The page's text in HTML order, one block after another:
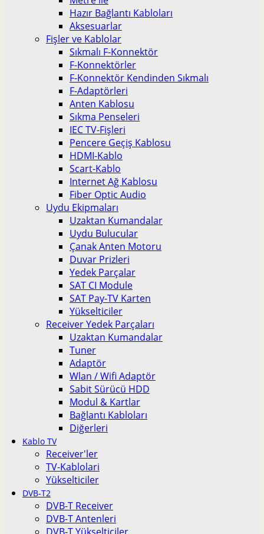
Hazır Bağlantı Kabloları
Aksesuarlar
Fişler ve Kablolar
Sıkmalı F-Konnektör
F-Konnektörler
F-Konnektör Kendinden Sıkmalı
F-Adaptörleri
Anten Kablosu
Sıkma Penseleri
IEC TV-Fişleri
Pencere Geçiş Kablosu
HDMI-Kablo
Scart-Kablo
Internet Ağ Kablosu
Fiber Optic Audio
Uydu Ekipmaları
Uzaktan Kumandalar
Uydu Bulucular
Çanak Anten Motoru
Duvar Prizleri
Yedek Parçalar
SAT CI Module
SAT Pay-TV Karten
Yükselticiler
Receiver Yedek Parçaları
Uzaktan Kumandalar
Tuner
Adaptör
Wlan / Wifi Adaptör
Sabit Sürücü HDD
Modul & Kartlar
Bağlantı Kabloları
Diğerleri
Kablo TV
Receiver'ler
TV-Kablolari
Yükselticiler
DVB-T2
DVB-T Receiver
DVB-T Antenleri
DVB-T Yükselticiler